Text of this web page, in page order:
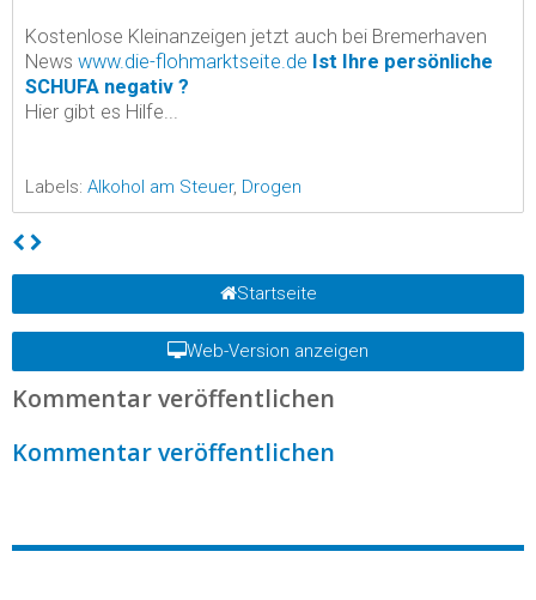
Kostenlose Kleinanzeigen jetzt auch bei Bremerhaven
News www.die-flohmarktseite.de Ist Ihre persönliche
SCHUFA negativ ?
Hier gibt es Hilfe...
Labels: Alkohol am Steuer, Drogen
Startseite
Web-Version anzeigen
Kommentar veröffentlichen
Kommentar veröffentlichen